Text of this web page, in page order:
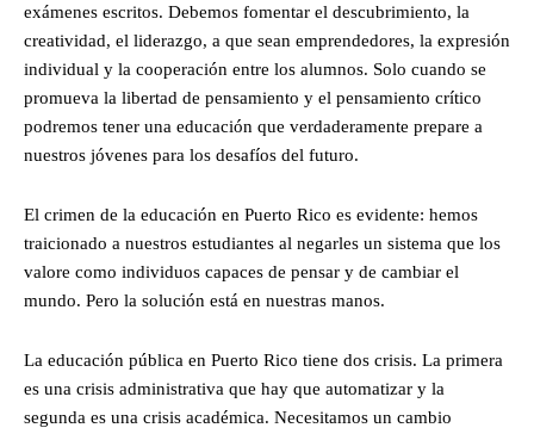
exámenes escritos. Debemos fomentar el descubrimiento, la
creatividad, el liderazgo, a que sean emprendedores, la expresión
individual y la cooperación entre los alumnos. Solo cuando se
promueva la libertad de pensamiento y el pensamiento crítico
podremos tener una educación que verdaderamente prepare a
nuestros jóvenes para los desafíos del futuro.
El crimen de la educación en Puerto Rico es evidente: hemos
traicionado a nuestros estudiantes al negarles un sistema que los
valore como individuos capaces de pensar y de cambiar el
mundo. Pero la solución está en nuestras manos.
La educación pública en Puerto Rico tiene dos crisis. La primera
es una crisis administrativa que hay que automatizar y la
segunda es una crisis académica. Necesitamos un cambio